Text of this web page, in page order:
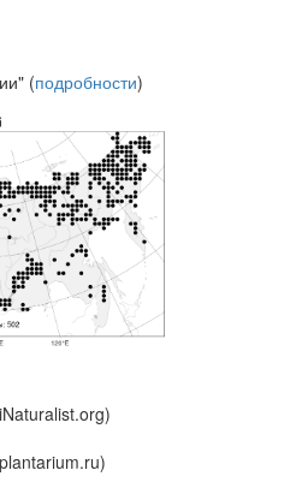
(подробности)